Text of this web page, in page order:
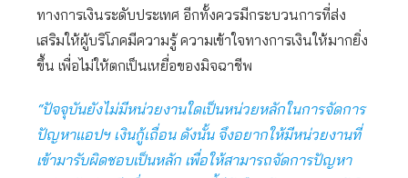
ทางการเงินระดับประเทศ อีกทั้งควรมีกระบวนการที่ส่ง
เสริมให้ผู้บริโภคมีความรู้ ความเข้าใจทางการเงินให้มากยิ่ง
ขึ้น เพื่อไม่ให้ตกเป็นเหยื่อของมิจฉาชีพ
“ปัจจุบันยังไม่มีหน่วยงานใดเป็นหน่วยหลักในการจัดการ
ปัญหาแอปฯ เงินกู้เถื่อน ดังนั้น จึงอยากให้มีหน่วยงานที่
เข้ามารับผิดชอบเป็นหลัก เพื่อให้สามารถจัดการปัญหา